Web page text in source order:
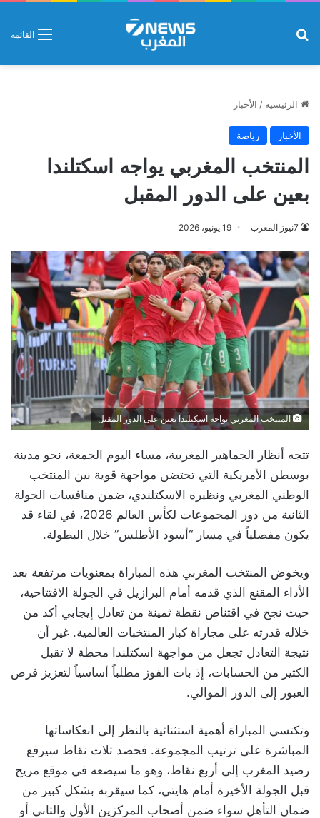
القائمة
الرئيسية / الأخبار
الأخبار رياضة
المنتخب المغربي يواجه اسكتلندا
بعين على الدور المقبل
7نيوز المغرب 19 يونيو، 2026
المنتخب المغربي يواجه اسكتلندا بعين على الدور المقبل
تتجه أنظار الجماهير المغربية، مساء اليوم الجمعة، نحو مدينة
بوسطن الأمريكية التي تحتضن مواجهة قوية بين المنتخب
الوطني المغربي ونظيره الاسكتلندي، ضمن منافسات الجولة
الثانية من دور المجموعات لكأس العالم 2026، في لقاء قد
يكون مفصلياً في مسار “أسود الأطلس” خلال البطولة.
ويخوض المنتخب المغربي هذه المباراة بمعنويات مرتفعة بعد
الأداء المقنع الذي قدمه أمام البرازيل في الجولة الافتتاحية،
حيث نجح في اقتناص نقطة ثمينة من تعادل إيجابي أكد من
خلاله قدرته على مجاراة كبار المنتخبات العالمية. غير أن
نتيجة التعادل تجعل من مواجهة اسكتلندا محطة لا تقبل
الكثير من الحسابات، إذ بات الفوز مطلباً أساسياً لتعزيز فرص
العبور إلى الدور الموالي.
وتكتسي المباراة أهمية استثنائية بالنظر إلى انعكاساتها
المباشرة على ترتيب المجموعة. فحصد ثلاث نقاط سيرفع
رصيد المغرب إلى أربع نقاط، وهو ما سيضعه في موقع مريح
قبل الجولة الأخيرة أمام هايتي، كما سيقربه بشكل كبير من
ضمان التأهل سواء ضمن أصحاب المركزين الأول والثاني أو